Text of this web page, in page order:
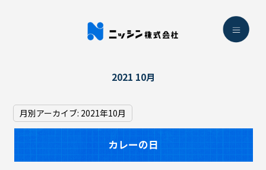
2021 10月
月別アーカイブ: 2021年10月
カレーの日